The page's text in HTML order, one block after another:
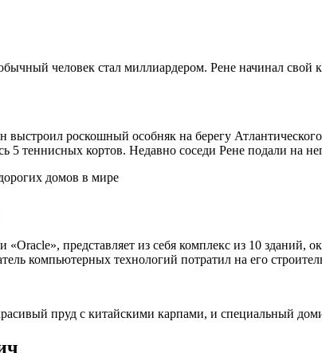
человек стал миллиардером. Рене начинал
выстроил роскошный особняк на берегу
5 теннисных кортов. Недавно соседи Рене подали на
домов в мире
«Oracle», представляет из себя комплекс из 10
компьютерных технологий потратил на его
пруд с китайскими карпами, и специальный